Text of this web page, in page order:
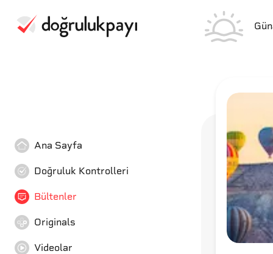
Ana Sayfa
Doğruluk Kontrolleri
Bültenler
Originals
Videolar